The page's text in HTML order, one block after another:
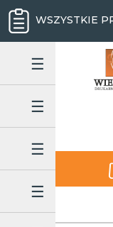
WSZYSTKIE